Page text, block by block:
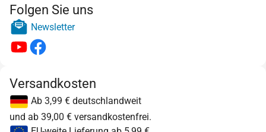
Folgen Sie uns
Newsletter
Versandkosten
Ab 3,99 € deutschlandweit
und ab 39,00 € versandkostenfrei.